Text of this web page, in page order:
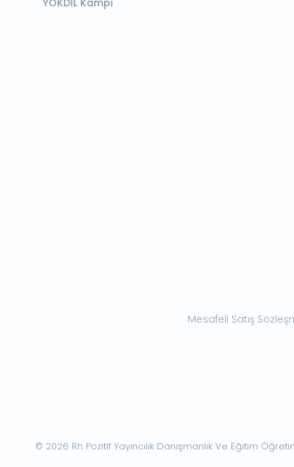
Mesafeli Satış
© 2026 Rh Pozitif Yayıncılık Danışmanlık Ve Eğitim